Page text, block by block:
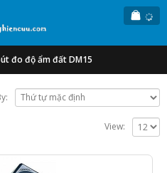
đo độ ẩm đất DM15
View: